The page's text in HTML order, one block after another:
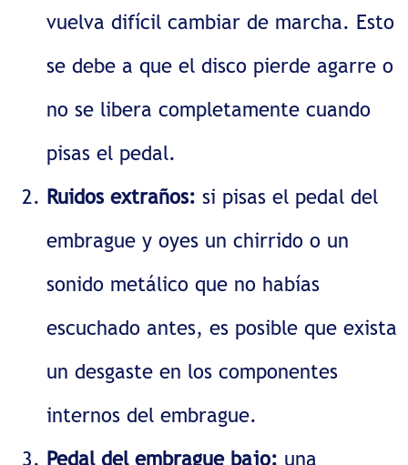
vuelva difícil cambiar de marcha. Esto
se debe a que el disco pierde agarre o
no se libera completamente cuando
pisas el pedal.
Ruidos extraños: si pisas el pedal del
embrague y oyes un chirrido o un
sonido metálico que no habías
escuchado antes, es posible que exista
un desgaste en los componentes
internos del embrague.
Pedal del embrague bajo: una